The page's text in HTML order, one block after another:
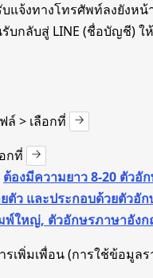
แจ้งทางโทรศัพท์ลงยังหน้
บกลับสู่ LINE (ชื่อบัญชี) ใ
ล์ > เลือกที่
กที่
ต้องมีความยาว 8-20 ตัวอั
ตัว และประกอบด้วยตัวอั
พ์ใหญ่, ตัวอักษรภาษาอัง
รเพิ่มเพื่อน (การใช้ข้อมูล